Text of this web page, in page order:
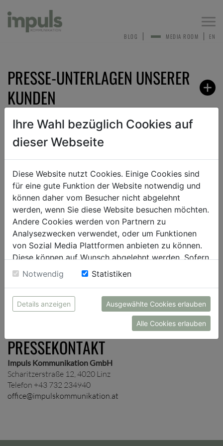
EN
MEDIA ROOM
BLOG
PRESSE-UNTERLAGEN UNSERER
KUNDEN
ZURÜCK
ANMELDEN ZUM PRESSEVERTEILER
Sehr gerne nehmen wir dich in unseren
Presseverteiler auf und schicken dir je nach Wunsch
unternehmens- und/oder themenspezifische
Presseinformationen zu.
PRESSEKONTAKT
Impuls Kommunikation GmbH
Scharitzerstraße 12, 4020 Linz
Telefon +43 732 234940
office@impulskommunikation.at
Ihre Wahl bezüglich Cookies auf
dieser Webseite
Diese Website nutzt Cookies. Einige Cookies sind
für eine gute Funktion der Website notwendig und
können daher vom Besucher nicht abgelehnt
werden, wenn Sie diese Website besuchen möchten.
Andere Cookies werden von Partnern zu
Analysezwecken verwendet, oder um Funktionen
von Sozial Media Plattformen anbieten zu können.
Diese können auf Wunsch abgelehnt werden. Sofern
sie unsere Webseite weiter nutzen, geben Sie
Einwilligung zu unseren Cookies.
Notwendig Statistiken
Details anzeigen Ausgewählte Cookies erlauben
Alle Cookies erlauben